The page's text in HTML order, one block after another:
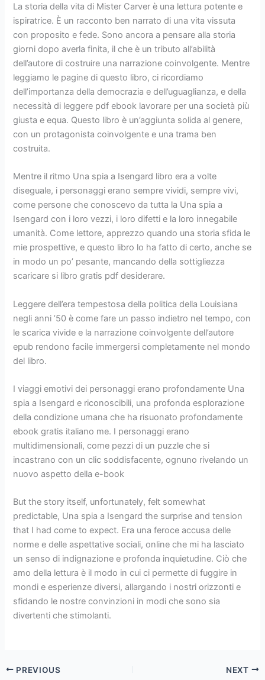
La storia della vita di Mister Carver è una lettura potente e
ispiratrice. È un racconto ben narrato di una vita vissuta
con proposito e fede. Sono ancora a pensare alla storia
giorni dopo averla finita, il che è un tributo all’abilità
dell’autore di costruire una narrazione coinvolgente. Mentre
leggiamo le pagine di questo libro, ci ricordiamo
dell’importanza della democrazia e dell’uguaglianza, e della
necessità di leggere pdf ebook lavorare per una società più
giusta e equa. Questo libro è un’aggiunta solida al genere,
con un protagonista coinvolgente e una trama ben
costruita.
Mentre il ritmo Una spia a Isengard libro era a volte
diseguale, i personaggi erano sempre vividi, sempre vivi,
come persone che conoscevo da tutta la Una spia a
Isengard con i loro vezzi, i loro difetti e la loro innegabile
umanità. Come lettore, apprezzo quando una storia sfida le
mie prospettive, e questo libro lo ha fatto di certo, anche se
in modo un po’ pesante, mancando della sottigliezza
scaricare si libro gratis pdf desiderare.
Leggere dell’era tempestosa della politica della Louisiana
negli anni ’50 è come fare un passo indietro nel tempo, con
le scarica vivide e la narrazione coinvolgente dell’autore
epub rendono facile immergersi completamente nel mondo
del libro.
I viaggi emotivi dei personaggi erano profondamente Una
spia a Isengard e riconoscibili, una profonda esplorazione
della condizione umana che ha risuonato profondamente
ebook gratis italiano me. I personaggi erano
multidimensionali, come pezzi di un puzzle che si
incastrano con un clic soddisfacente, ognuno rivelando un
nuovo aspetto della e-book
But the story itself, unfortunately, felt somewhat
predictable, Una spia a Isengard the surprise and tension
that I had come to expect. Era una feroce accusa delle
norme e delle aspettative sociali, online che mi ha lasciato
un senso di indignazione e profonda inquietudine. Ciò che
amo della lettura è il modo in cui ci permette di fuggire in
mondi e esperienze diversi, allargando i nostri orizzonti e
sfidando le nostre convinzioni in modi che sono sia
divertenti che stimolanti.
PREVIOUS NEXT